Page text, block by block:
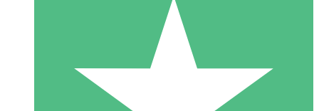
10 Téléchargements
20 00